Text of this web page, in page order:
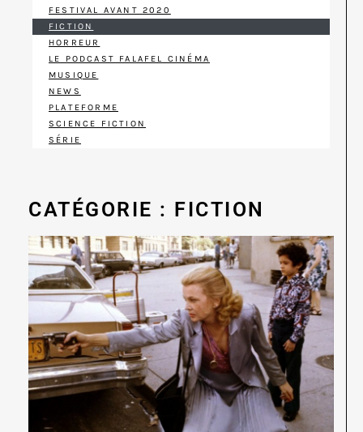
FESTIVAL AVANT 2020
FICTION
HORREUR
LE PODCAST FALAFEL CINÉMA
MUSIQUE
NEWS
PLATEFORME
SCIENCE FICTION
SÉRIE
CATÉGORIE : FICTION